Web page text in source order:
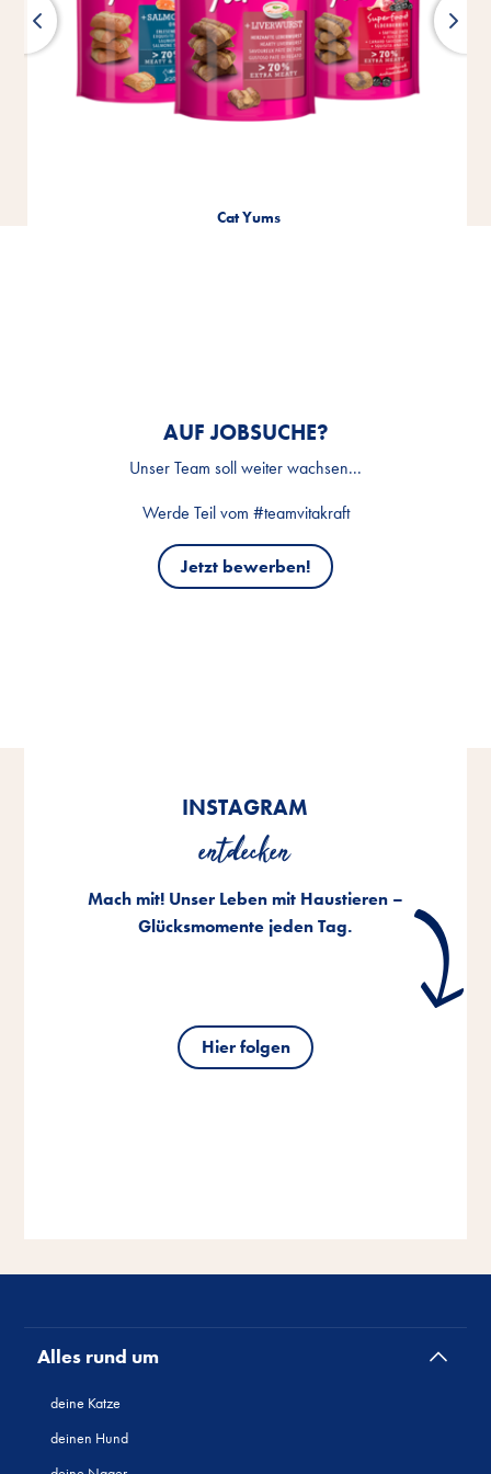
Cat Yums
AUF JOBSUCHE?
Unser Team soll weiter wachsen...
Werde Teil vom #teamvitakraft
Jetzt bewerben!
INSTAGRAM
entdecken
Mach mit! Unser Leben mit Haustieren –
Glücksmomente jeden Tag.
Hier folgen
Alles rund um
deine Katze
deinen Hund